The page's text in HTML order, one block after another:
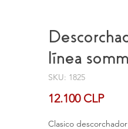
línea
SKU: 1825
12.100 CLP
Clasico